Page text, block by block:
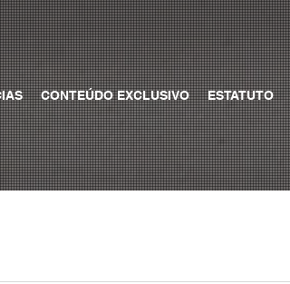
CONTEÚDO EXCLUSIVO ESTATUTO